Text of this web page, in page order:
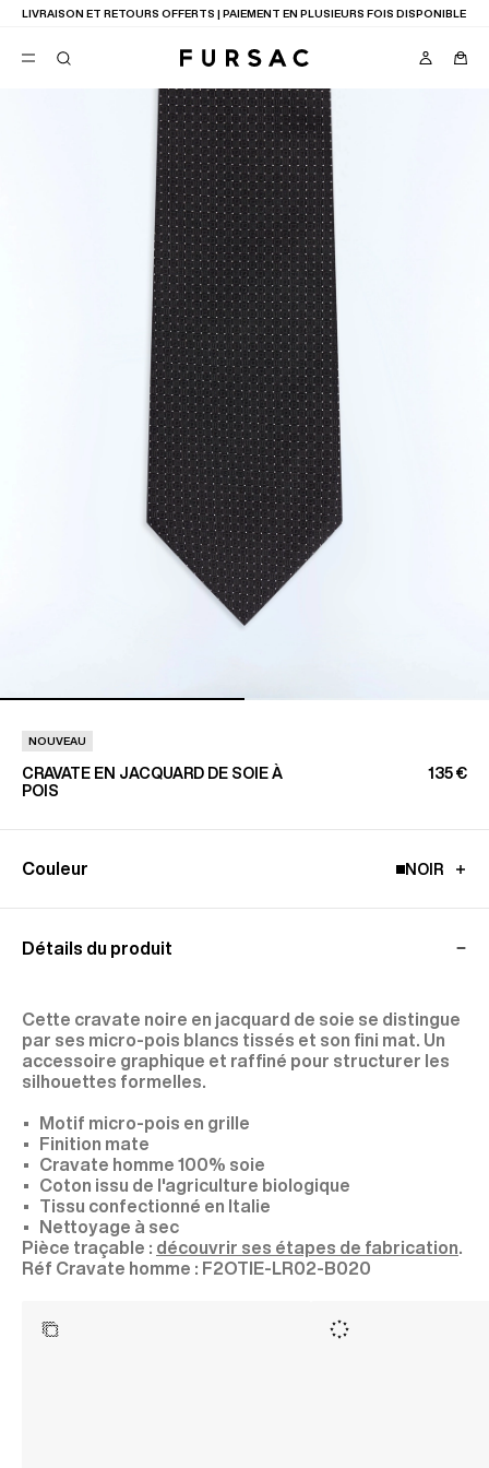
LIVRAISON ET RETOURS OFFERTS | PAIEMENT EN PLUSIEURS FOIS DISPONIBLE
NOUVEAU
CRAVATE EN JACQUARD DE SOIE À
POIS
135 €
Couleur NOIR
Détails du produit
Cette cravate noire en jacquard de soie se distingue
par ses micro-pois blancs tissés et son fini mat. Un
accessoire graphique et raffiné pour structurer les
silhouettes formelles.
Motif micro-pois en grille
Finition mate
Cravate homme 100% soie
Coton issu de l'agriculture biologique
Tissu confectionné en Italie
Nettoyage à sec
Pièce traçable : découvrir ses étapes de fabrication
F2OTIE-LR02-B020
SUGGESTIONS
MEILLEURES VENTES
NOUVELLE COLLECTION